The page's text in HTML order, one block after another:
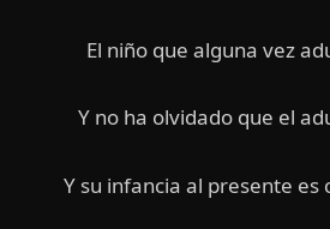
El niño que alguna vez
Y no ha olvidado que el
Y su infancia al presente es